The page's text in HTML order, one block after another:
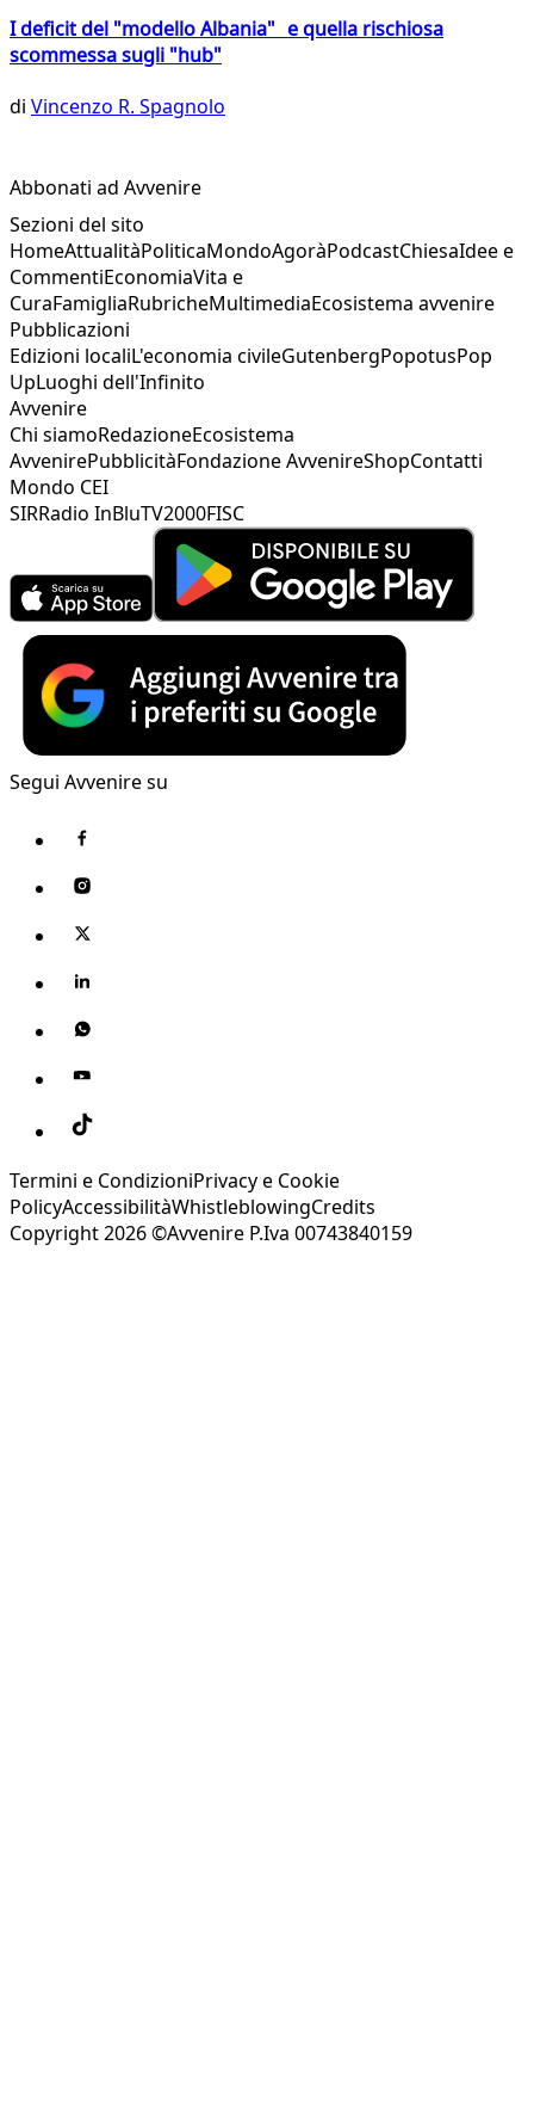
I deficit del "modello Albania" e quella rischiosa
scommessa sugli "hub"
di Vincenzo R. Spagnolo
Abbonati ad Avvenire
Sezioni del sito
HomeAttualitàPoliticaMondoAgoràPodcastChiesaIdee e
CommentiEconomiaVita e
CuraFamigliaRubricheMultimediaEcosistema avvenire
Pubblicazioni
Edizioni localiL'economia civileGutenbergPopotusPop
UpLuoghi dell'Infinito
Avvenire
Chi siamoRedazioneEcosistema
AvvenirePubblicitàFondazione AvvenireShopContatti
Mondo CEI
SIRRadio InBluTV2000FISC
Segui Avvenire su
Termini e CondizioniPrivacy e Cookie
PolicyAccessibilitàWhistleblowingCredits
Copyright 2026 ©Avvenire P.Iva 00743840159